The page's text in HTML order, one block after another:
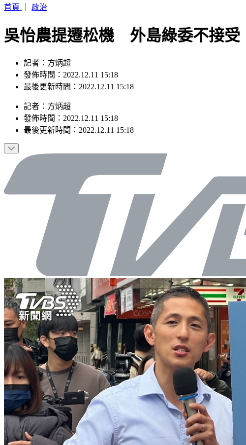
首頁
政治
吳怡農提遷松機 外島綠委不接受
記者：方炳超
發佈時間：2022.12.11 15:18
最後更新時間：2022.12.11 15:18
記者 ： 方炳超
發佈時間： 2022.12.11 15:18
最後更新時間： 2022.12.11 15:18